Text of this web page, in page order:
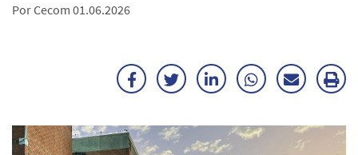
Por Cecom 01.06.2026
FacebookTwitterLinkedInWhatsApp
Enviar
E-